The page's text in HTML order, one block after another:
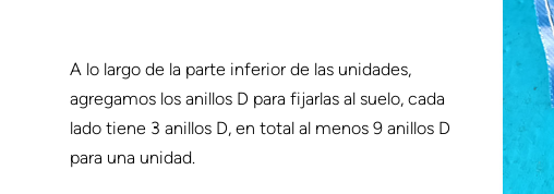
A lo largo de la parte inferior de las unidades,
agregamos los anillos D para fijarlas al suelo, cada
lado tiene 3 anillos D, en total al menos 9 anillos D
para una unidad.